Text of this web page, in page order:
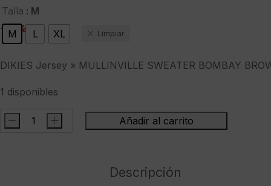
precio
original
era:
precio
actual
es:
-29%
Talla : M
M
L XL Limpiar
DIKIES Jersey » MULLINVILLE SWEATER BOMBAY
1 disponibles
DIKIES
- + Añadir al carrito
Descripción